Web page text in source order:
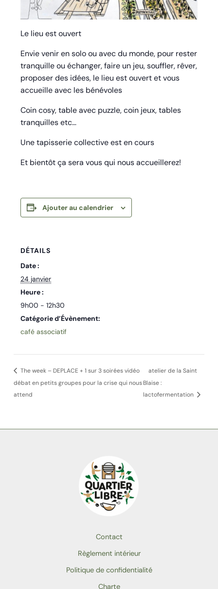
Le lieu est ouvert
Envie venir en solo ou avec du monde, pour rester
tranquille ou échanger, faire un jeu, souffler, rêver,
proposer des idées, le lieu est ouvert et vous
accueille avec les bénévoles
Coin cosy, table avec puzzle, coin jeux, tables
tranquilles etc…
Une tapisserie collective est en cours
Et bientôt ça sera vous qui nous accueillerez!
Ajouter au calendrier
DÉTAILS
Date :
24 janvier
Heure :
9h00 - 12h30
Catégorie d’Évènement:
café associatif
The week – DEPLACE + 1 sur 3 soirées vidéo
débat en petits groupes pour la crise qui nous
attend
atelier de la Saint
Blaise :
lactofermentation
Contact
Règlement intérieur
Politique de confidentialité
Charte